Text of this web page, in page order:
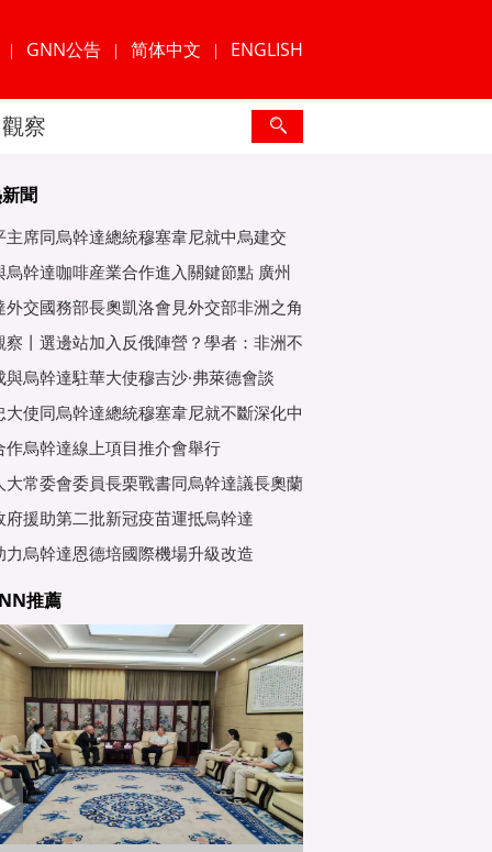
| GNN公告 | 简体中文 | ENGLISH
觀察
聞
主席同烏幹達總統穆塞韋尼就中烏建交
互緻
烏幹達咖啡産業合作進入關鍵節點 廣州
重
外交國務部長奧凱洛會見外交部非洲之角
使
察丨選邊站加入反俄陣營？學者：非洲不
與烏幹達駐華大使穆吉沙·弗萊德會談
大使同烏幹達總統穆塞韋尼就不斷深化中
關
作烏幹達線上項目推介會舉行
大常委會委員長栗戰書同烏幹達議長奧蘭
會
府援助第二批新冠疫苗運抵烏幹達
力烏幹達恩德培國際機場升級改造
推薦